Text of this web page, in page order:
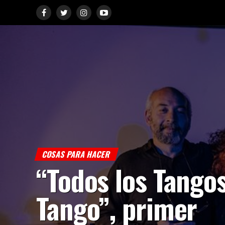
COSAS PARA HACER
“Todos los
Tango”, primer